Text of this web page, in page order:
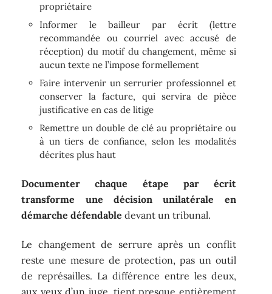
propriétaire
Informer le bailleur par écrit (lettre
recommandée ou courriel avec accusé de
réception) du motif du changement, même si
aucun texte ne l’impose formellement
Faire intervenir un serrurier professionnel et
conserver la facture, qui servira de pièce
justificative en cas de litige
Remettre un double de clé au propriétaire ou
à un tiers de confiance, selon les modalités
décrites plus haut
Documenter chaque étape par écrit
transforme une décision unilatérale en
démarche défendable devant un tribunal.
Le changement de serrure après un conflit
reste une mesure de protection, pas un outil
de représailles. La différence entre les deux,